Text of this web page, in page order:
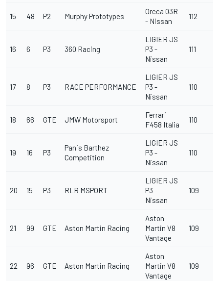
15 48 P2 Murphy Prototypes
Oreca 03R
- Nissan
112
16 6 P3 360 Racing
LIGIER JS
P3 -
Nissan
111
17 8 P3 RACE PERFORMANCE
LIGIER JS
P3 -
Nissan
110
18 66 GTE JMW Motorsport
Ferrari
F458 Italia
110
19 16 P3
Panis Barthez
Competition
LIGIER JS
P3 -
Nissan
110
20 15 P3 RLR MSPORT
LIGIER JS
P3 -
Nissan
109
21 99 GTE Aston Martin Racing
Aston
Martin V8
Vantage
109
22 96 GTE Aston Martin Racing
Aston
Martin V8
Vantage
109